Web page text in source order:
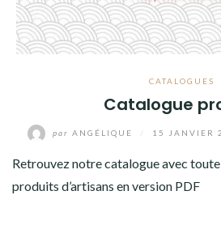
CATALOGUES
Catalogue
par ANGÉLIQUE 15 JANVIER
Retrouvez notre catalogue avec
produits d’artisans en version PDF